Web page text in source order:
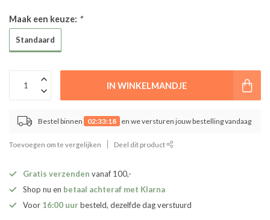
Maak een keuze: *
Standaard
IN WINKELMANDJE
Bestel binnen 02:33:18 en we versturen jouw bestelling vandaag
Toevoegen om te vergelijken Deel dit product
Gratis verzenden vanaf 100,-
Shop nu en betaal achteraf met Klarna
Voor 16:00 uurbesteld, dezelfde dag verstuurd